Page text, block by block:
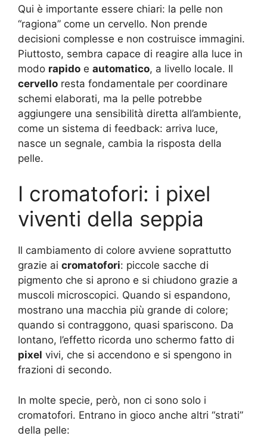
Qui è importante essere chiari: la pelle non
“ragiona” come un cervello. Non prende
decisioni complesse e non costruisce immagini.
Piuttosto, sembra capace di reagire alla luce in
modo rapido e automatico, a livello locale. Il
cervello resta fondamentale per coordinare
schemi elaborati, ma la pelle potrebbe
aggiungere una sensibilità diretta all’ambiente,
come un sistema di feedback: arriva luce,
nasce un segnale, cambia la risposta della
pelle.
I cromatofori: i pixel
viventi della seppia
Il cambiamento di colore avviene soprattutto
grazie ai cromatofori: piccole sacche di
pigmento che si aprono e si chiudono grazie a
muscoli microscopici. Quando si espandono,
mostrano una macchia più grande di colore;
quando si contraggono, quasi spariscono. Da
lontano, l’effetto ricorda uno schermo fatto di
pixel vivi, che si accendono e si spengono in
frazioni di secondo.
In molte specie, però, non ci sono solo i
cromatofori. Entrano in gioco anche altri “strati”
della pelle: